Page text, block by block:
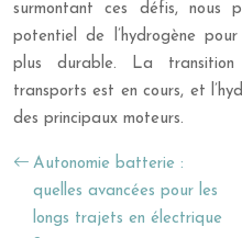
surmontant ces défis, nous
potentiel de l’hydrogène
plus durable. La
transports est en cours, et
des principaux moteurs.
Autonomie batterie :
quelles avancées pour les
longs trajets en électrique